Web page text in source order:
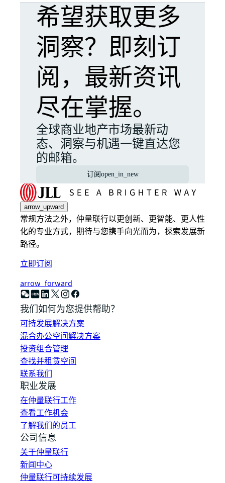
希望获取更多
洞察？即刻订
阅，最新资讯
尽在掌握。
全球商业地产市场最新动
态、洞察与机遇一键直达您
的邮箱。
订阅 open_in_new
arrow_upward
常规方法之外，仲量联行以更创新、更智能、更人性
化的专业方式，期待与您携手向光而为，探索发展新
路径。
立即订阅
arrow_forward
我们如何为您提供帮助？
可持发展解决方案
混合办公空间解决方案
投资组合管理
查找并租赁空间
联系我们
职业发展
在仲量联行工作
查看工作机会
了解我们的员工
公司信息
关于仲量联行
新闻中心
仲量联行可持续发展